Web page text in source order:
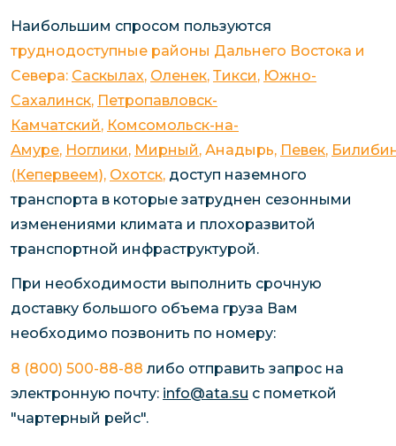
Наибольшим спросом пользуются
труднодоступные районы Дальнего Востока и
Севера: Саскылах, Оленек, Тикси, Южно-
Сахалинск, Петропавловск-
Камчатский, Комсомольск-на-
Амуре, Ноглики, Мирный, Анадырь, Певек,
(Кепервеем), Охотск, доступ наземного
транспорта в которые затруднен сезонными
изменениями климата и плохоразвитой
транспортной инфраструктурой.
При необходимости выполнить срочную
доставку большого объема груза Вам
необходимо позвонить по номеру:
8 (800) 500-88-88 либо отправить запрос на
электронную почту: info@ata.su c пометкой
"чартерный рейс".